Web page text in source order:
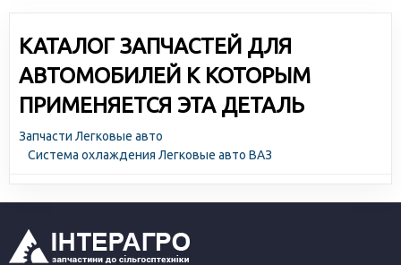
КАТАЛОГ ЗАПЧАСТЕЙ ДЛЯ
АВТОМОБИЛЕЙ К КОТОРЫМ
ПРИМЕНЯЕТСЯ ЭТА ДЕТАЛЬ
Запчасти Легковые авто
Система охлаждения Легковые авто ВАЗ